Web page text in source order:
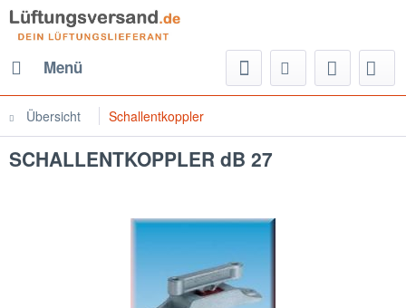
Menü
Übersicht Schallentkoppler
SCHALLENTKOPPLER dB 27